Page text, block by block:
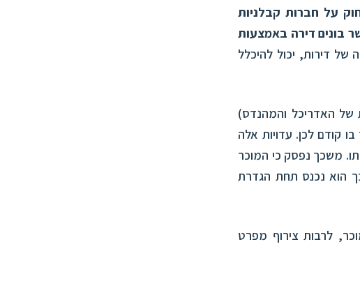
על חברות קבלניות
בונים דירה באמצעות
של דירות, יכול להיכלל
של האדריכל והמהנדס)
קודם לכן. עדויות אלה
משכך נפסק כי המוכר
הוא נכנס תחת הגדרת
לרבות צירוף מפרט